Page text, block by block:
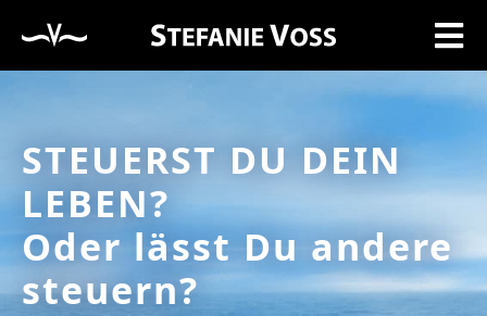
STEUERST DU DEIN
LEBEN?
Oder lässt Du andere
steuern?